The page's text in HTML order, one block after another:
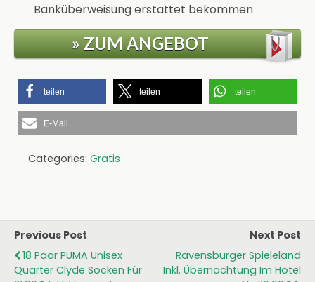
Banküberweisung erstattet bekommen
» ZUM ANGEBOT
teilen teilen teilen
E-Mail
Categories: Gratis
Previous Post
18 Paar PUMA Unisex
Quarter Clyde Socken Für
Next Post
Ravensburger Spieleland
Inkl. Übernachtung Im Hotel